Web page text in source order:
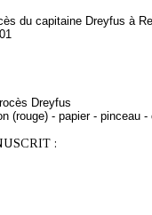
du capitaine Dreyfus à
Dreyfus
(rouge) - papier - pinceau -
: